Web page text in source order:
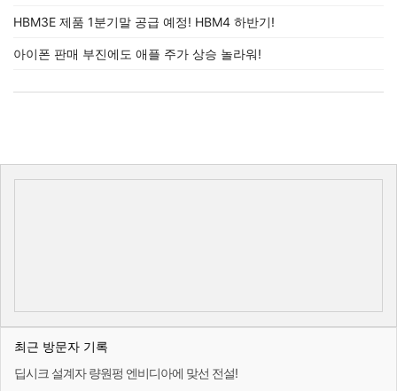
HBM3E 제품 1분기말 공급 예정! HBM4 하반기!
아이폰 판매 부진에도 애플 주가 상승 놀라워!
최근 방문자 기록
딥시크 설계자 량원펑 엔비디아에 맞선 전설!